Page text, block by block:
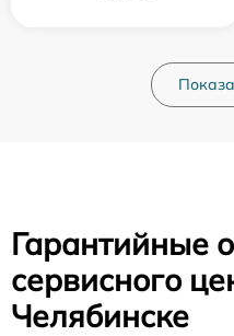
Гарантийные
сервисного
Челябинске